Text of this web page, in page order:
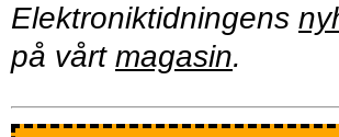
Elektroniktidningens
på vårt magasin.